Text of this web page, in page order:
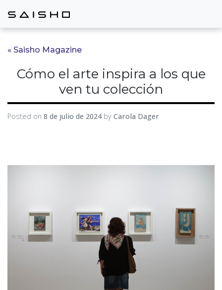
« Saisho Magazine
Cómo el arte inspira a los que
ven tu colección
Posted on 8 de julio de 2024by Carola Dager